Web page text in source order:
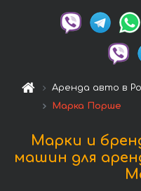
Аренда авто в
Марка Порше
Марки и
машин для